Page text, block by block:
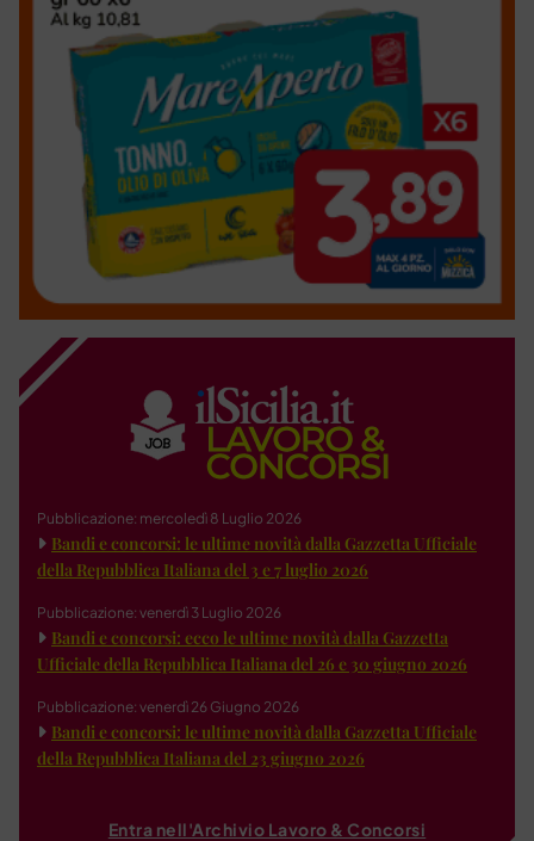
Pubblicazione: mercoledì 8 Luglio 2026
Bandi e concorsi: le ultime novità dalla Gazzetta Ufficiale
della Repubblica Italiana del 3 e 7 luglio 2026
Pubblicazione: venerdì 3 Luglio 2026
Bandi e concorsi: ecco le ultime novità dalla Gazzetta
Ufficiale della Repubblica Italiana del 26 e 30 giugno 2026
Pubblicazione: venerdì 26 Giugno 2026
Bandi e concorsi: le ultime novità dalla Gazzetta Ufficiale
della Repubblica Italiana del 23 giugno 2026
Entra nell'Archivio Lavoro & Concorsi